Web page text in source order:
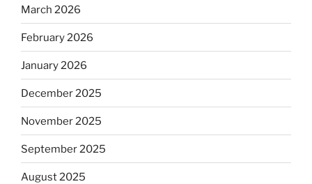
March 2026
February 2026
January 2026
December 2025
November 2025
September 2025
August 2025